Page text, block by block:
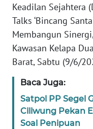
Keadilan Sejahtera
Talks ‘Bincang
Membangun
Kawasan Kelapa
Barat, Sabtu (9/6/
Baca Juga:
Satpol PP Segel
Ciliwung Pekan
Soal Penipuan
REDAKSI
KARIR
Wahana
Regional